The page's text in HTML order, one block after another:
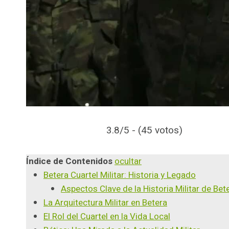
3.8/5 - (45 votos)
Índice de Contenidos ocultar
Betera Cuartel Militar: Historia y Legado
Aspectos Clave de la Historia Militar de
La Arquitectura Militar en Betera
El Rol del Cuartel en la Vida Local